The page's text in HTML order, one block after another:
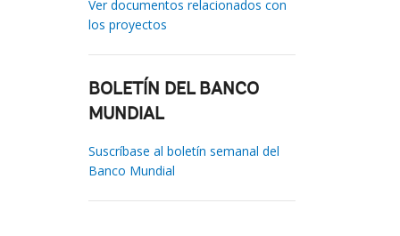
Ver documentos relacionados con
los proyectos
BOLETÍN DEL BANCO
MUNDIAL
Suscríbase al boletín semanal del
Banco Mundial